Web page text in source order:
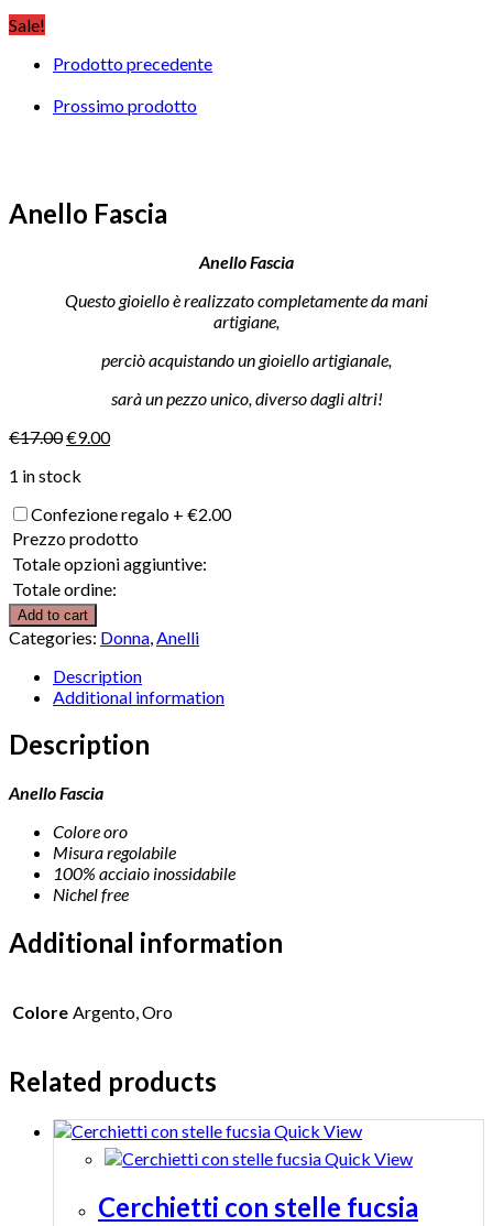
Sale!
Prodotto precedente
Prossimo prodotto
Anello Fascia
Anello Fascia
Questo gioiello è realizzato completamente da mani
artigiane,
perciò acquistando un gioiello artigianale,
sarà un pezzo unico, diverso dagli altri!
€17.00€9.00
1 in stock
Confezione regalo + €2.00
Prezzo prodotto
Totale opzioni aggiuntive:
Totale ordine:
Add to cart
Categories: Donna Anelli
Description
Additional information
Description
Anello Fascia
Colore oro
Misura regolabile
100% acciaio inossidabile
Nichel free
Additional information
Colore Argento, Oro
Related products
Quick View
Quick View
Cerchietti con stelle fucsia